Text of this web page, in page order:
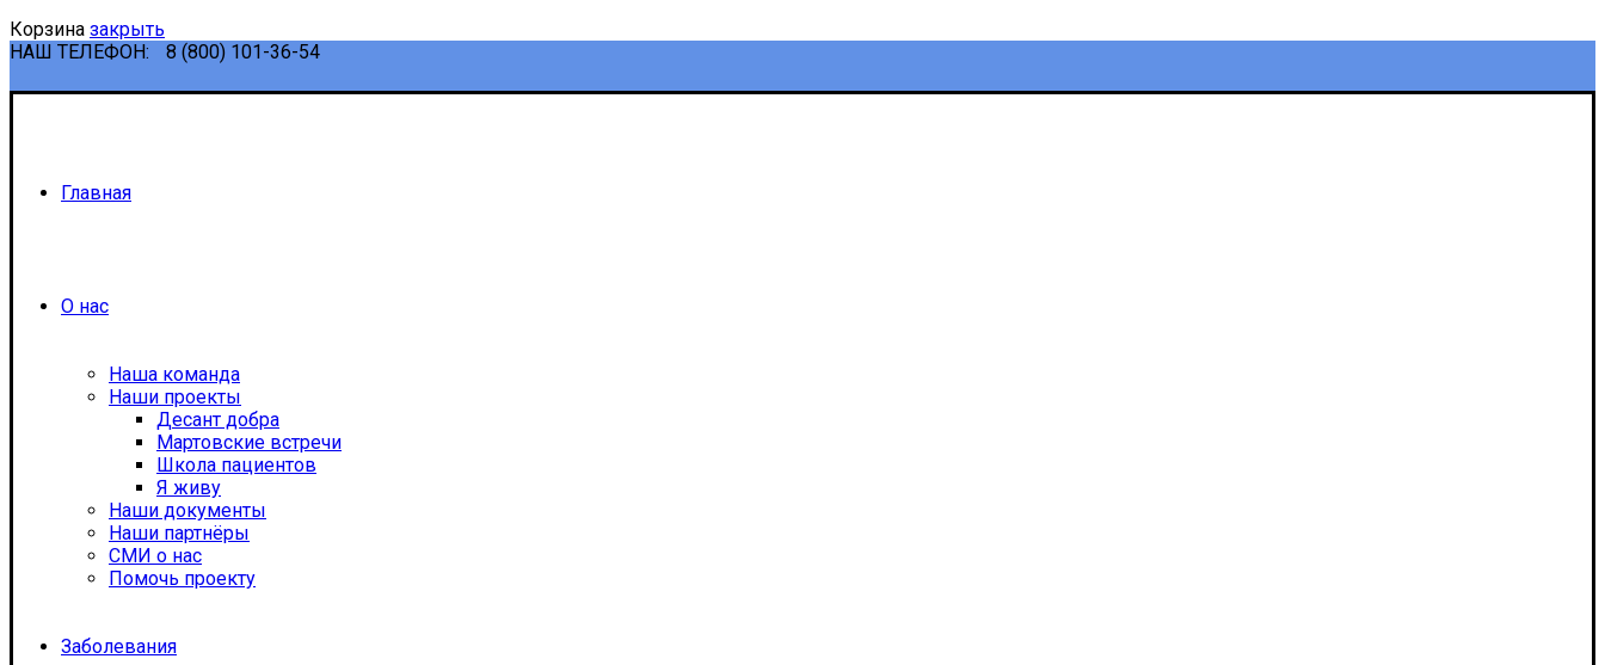
Корзина закрыть
НАШ ТЕЛЕФОН:
8 (800) 101-36-54
Главная
О нас
Наша команда
Наши проекты
Десант добра
Мартовские встречи
Школа пациентов
Я живу
Наши документы
Наши партнёры
СМИ о нас
Помочь проекту
Заболевания